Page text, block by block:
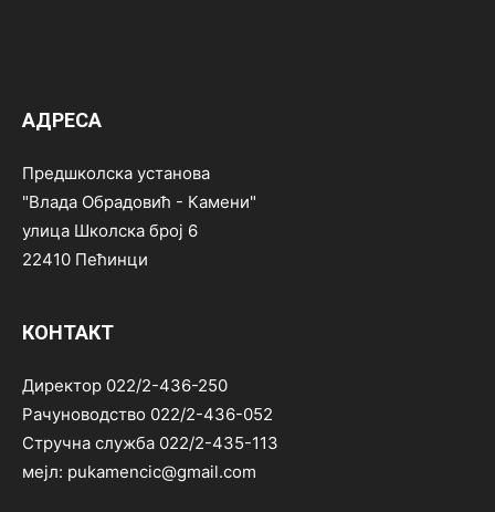
АДРЕСА
Предшколска установа
"Влада Обрадовић - Камени"
улица Школска број 6
22410 Пећинци
КОНТАКТ
Директор 022/2-436-250
Рачуноводство 022/2-436-052
Стручна служба 022/2-435-113
мејл: pukamencic@gmail.com